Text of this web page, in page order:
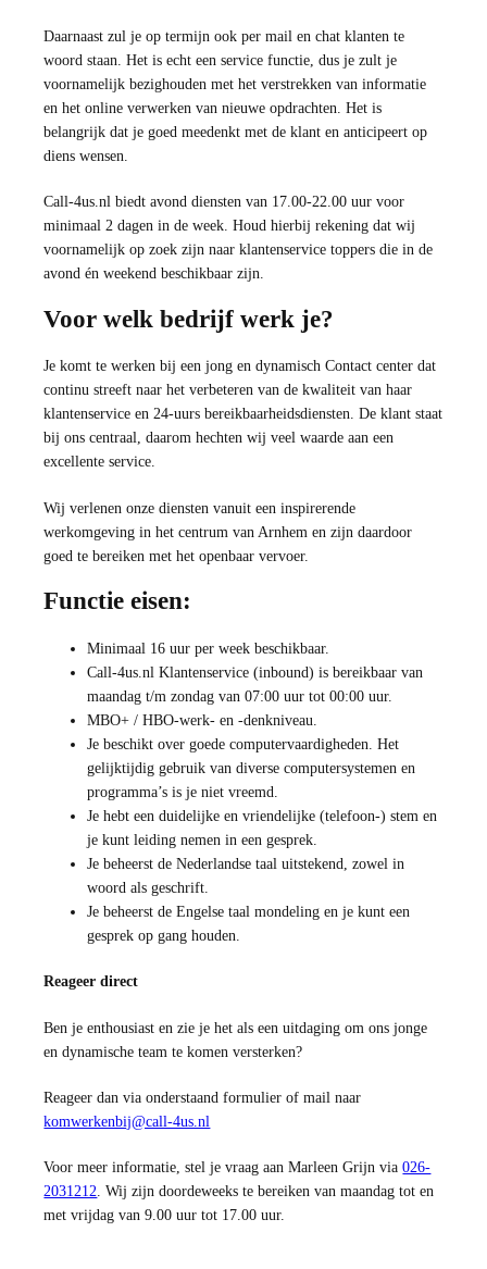
Daarnaast zul je op termijn ook per mail en chat klanten te
woord staan. Het is echt een service functie, dus je zult je
voornamelijk bezighouden met het verstrekken van informatie
en het online verwerken van nieuwe opdrachten. Het is
belangrijk dat je goed meedenkt met de klant en anticipeert op
diens wensen.
Call-4us.nl biedt avond diensten van 17.00-22.00 uur voor
minimaal 2 dagen in de week. Houd hierbij rekening dat wij
voornamelijk op zoek zijn naar klantenservice toppers die in de
avond én weekend beschikbaar zijn.
Voor welk bedrijf werk je?
Je komt te werken bij een jong en dynamisch Contact center dat
continu streeft naar het verbeteren van de kwaliteit van haar
klantenservice en 24-uurs bereikbaarheidsdiensten. De klant staat
bij ons centraal, daarom hechten wij veel waarde aan een
excellente service.
Wij verlenen onze diensten vanuit een inspirerende
werkomgeving in het centrum van Arnhem en zijn daardoor
goed te bereiken met het openbaar vervoer.
Functie eisen:
Minimaal 16 uur per week beschikbaar.
Call-4us.nl Klantenservice (inbound) is bereikbaar van
maandag t/m zondag van 07:00 uur tot 00:00 uur.
MBO+ / HBO-werk- en -denkniveau.
Je beschikt over goede computervaardigheden. Het
gelijktijdig gebruik van diverse computersystemen en
programma’s is je niet vreemd.
Je hebt een duidelijke en vriendelijke (telefoon-) stem en
je kunt leiding nemen in een gesprek.
Je beheerst de Nederlandse taal uitstekend, zowel in
woord als geschrift.
Je beheerst de Engelse taal mondeling en je kunt een
gesprek op gang houden.
Reageer direct
Ben je enthousiast en zie je het als een uitdaging om ons jonge
en dynamische team te komen versterken?
Reageer dan via onderstaand formulier of mail naar
komwerkenbij@call-4us.nl
Voor meer informatie, stel je vraag aan Marleen Grijn via026-
2031212. Wij zijn doordeweeks te bereiken van maandag tot en
met vrijdag van 9.00 uur tot 17.00 uur.